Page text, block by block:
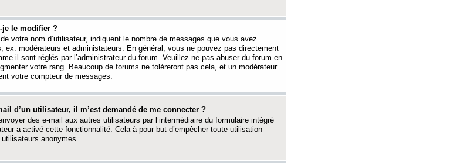
je le modifier ?
votre nom d’utilisateur, indiquent le nombre de messages que vous avez
ex. modérateurs et administateurs. En général, vous ne pouvez pas directement
il sont réglés par l’administrateur du forum. Veuillez ne pas abuser du forum en
votre rang. Beaucoup de forums ne toléreront pas cela, et un modérateur
votre compteur de messages.
d’un utilisateur, il m’est demandé de me connecter ?
des e-mail aux autres utilisateurs par l’intermédiaire du formulaire intégré
a activé cette fonctionnalité. Cela à pour but d’empêcher toute utilisation
anonymes.